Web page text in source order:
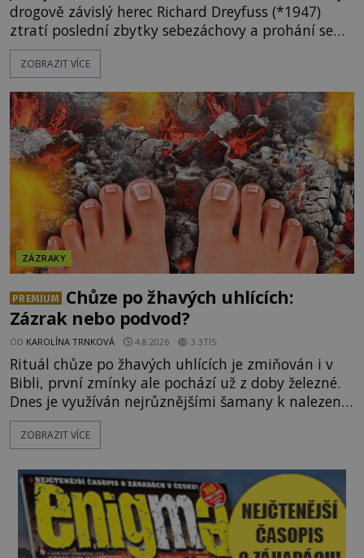
drogově závislý herec Richard Dreyfuss (*1947)
ztratí poslední zbytky sebezáchovy a prohání se
po silnicích ve svém mercedesu jako utržený ze
řetězu. Vše vyvrcholí katastrofou, když to Dreyfuss
následně nalezne schovaný kokain. Tímto
momentem se slavnému
ZOBRAZIT VÍCE
ZÁZRAKY
PREMIUM
Chůze po žhavých uhlících:
Zázrak nebo podvod?
OD KAROLÍNA TRNKOVÁ 4.8.2026 3.3TIS
Rituál chůze po žhavých uhlících je zmiňován i v
Bibli, první zmínky ale pochází už z doby železné.
Dnes je využíván nejrůznějšími šamany k nalezení
spirituální síly či vnitřního klidu. Jak funguje a proč
si při něm člověk nepopálí nohy, což bylo
nadpřirozeného? Histori
ZOBRAZIT VÍCE